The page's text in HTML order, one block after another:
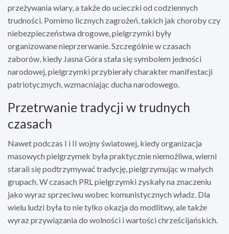
przeżywania wiary, a także do ucieczki od codziennych
trudności. Pomimo licznych zagrożeń, takich jak choroby czy
niebezpieczeństwa drogowe, pielgrzymki były
organizowane nieprzerwanie. Szczególnie w czasach
zaborów, kiedy Jasna Góra stała się symbolem jedności
narodowej, pielgrzymki przybierały charakter manifestacji
patriotycznych, wzmacniając ducha narodowego.
Przetrwanie tradycji w trudnych
czasach
Nawet podczas I i II wojny światowej, kiedy organizacja
masowych pielgrzymek była praktycznie niemożliwa, wierni
starali się podtrzymywać tradycję, pielgrzymując w małych
grupach. W czasach PRL pielgrzymki zyskały na znaczeniu
jako wyraz sprzeciwu wobec komunistycznych władz. Dla
wielu ludzi była to nie tylko okazja do modlitwy, ale także
wyraz przywiązania do wolności i wartości chrześcijańskich.